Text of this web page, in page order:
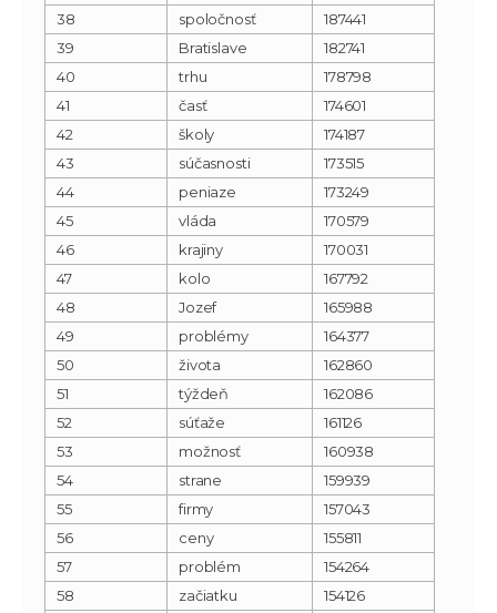
38
spoločnosť
187441
39
Bratislave
182741
40
trhu
178798
41
časť
174601
42
školy
174187
43
súčasnosti
173515
44
peniaze
173249
45
vláda
170579
46
krajiny
170031
47
kolo
167792
48
Jozef
165988
49
problémy
164377
50
života
162860
51
týždeň
162086
52
súťaže
161126
53
možnosť
160938
54
strane
159939
55
firmy
157043
56
ceny
155811
57
problém
154264
58
začiatku
154126